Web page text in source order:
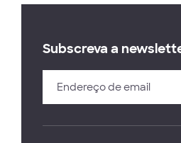
Subscreva a